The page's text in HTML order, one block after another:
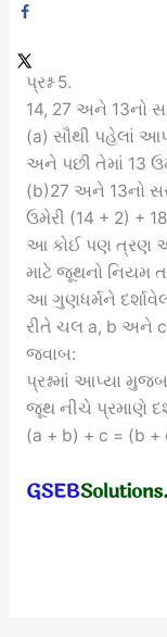
પ્રશ્ન 5.
14, 27 અને 13નો
(a) સૌથી પહેલાં
અને પછી તેમાં 13
(b)27 અને 13નો
ઉમેરી (14 + 2) +
આ કોઈ પણ ત્રણ
માટે જૂથનો નિયમ
આ ગુણધર્મને
રીતે ચલ a, b અને
જવાબ:
પ્રશ્નમાં આપ્યા
જૂથ નીચે પ્રમાણે
(a + b) + c = (b +